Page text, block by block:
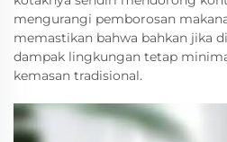
mengurangi pemborosan
memastikan bahwa bahkan jika
dampak lingkungan tetap
kemasan tradisional.